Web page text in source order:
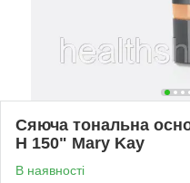
Сяюча тональна
Н 150" Mary Kay
В наявності